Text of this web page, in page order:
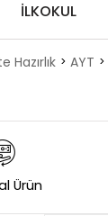
İLKOKUL
Hazırlık AYT
Ürün